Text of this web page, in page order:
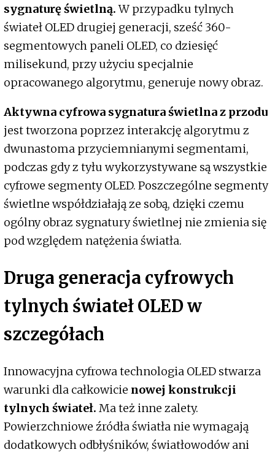
sygnaturę świetlną.W przypadku tylnych
świateł OLED drugiej generacji, sześć 360-
segmentowych paneli OLED, co dziesięć
milisekund, przy użyciu specjalnie
opracowanego algorytmu, generuje nowy obraz.
Aktywna cyfrowa sygnatura świetlna z przodu
jest tworzona poprzez interakcję algorytmu z
dwunastoma przyciemnianymi segmentami,
podczas gdy z tyłu wykorzystywane są wszystkie
cyfrowe segmenty OLED. Poszczególne segmenty
świetlne współdziałają ze sobą, dzięki czemu
ogólny obraz sygnatury świetlnej nie zmienia się
pod względem natężenia światła.
Druga generacja cyfrowych
tylnych świateł OLED w
szczegółach
Innowacyjna cyfrowa technologia OLED stwarza
warunki dla całkowicie nowej konstrukcji
tylnych świateł. Ma też inne zalety.
Powierzchniowe źródła światła nie wymagają
dodatkowych odbłyśników, światłowodów ani